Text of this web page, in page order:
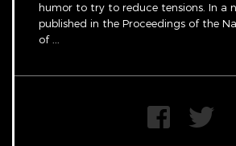
humor to try to reduce tensions. In a
published in the Proceedings of the
of ...